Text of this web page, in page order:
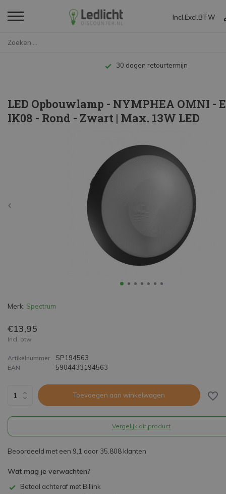
Incl. Excl. BTW
30 dagen retourtermijn
LED Opbouwlamp - NYMPHEA OMNI -
IK08 - Rond - Zwart | Max. 13W LED
Merk: Spectrum
€13,95
Incl. btw
Artikelnummer SP194563
EAN 5904433194563
Toevoegen aan winkelwagen
Vergelijk dit product
Beoordeeld met een 9,1 door 35.808 klanten
Wat mag je verwachten?
Betaal achteraf met Billink